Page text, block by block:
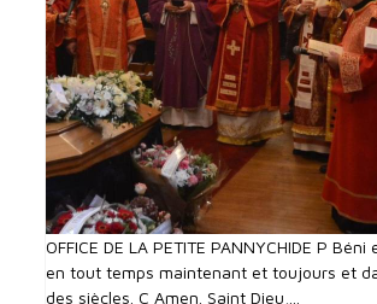
OFFICE DE LA PETITE PANNYCHIDE P
en tout temps maintenant et toujours et
des siècles. C Amen. Saint Dieu,...